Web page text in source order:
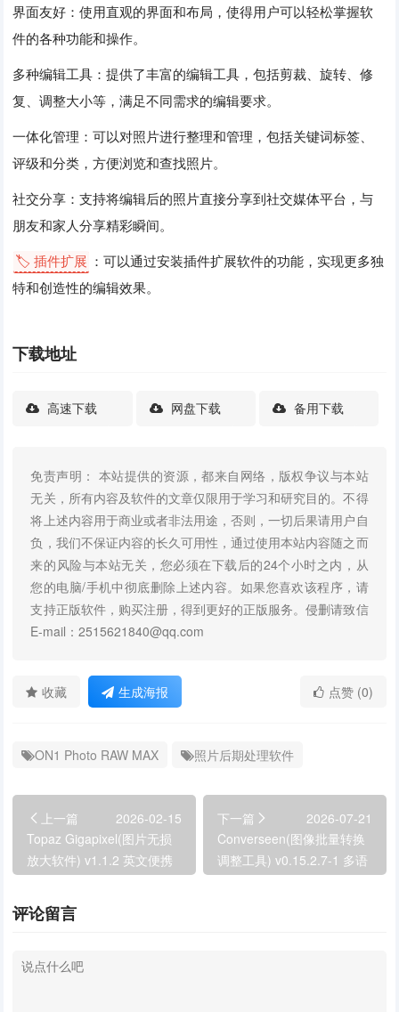
界面友好：使用直观的界面和布局，使得用户可以轻松掌握软
件的各种功能和操作。
多种编辑工具：提供了丰富的编辑工具，包括剪裁、旋转、修
复、调整大小等，满足不同需求的编辑要求。
一体化管理：可以对照片进行整理和管理，包括关键词标签、
评级和分类，方便浏览和查找照片。
社交分享：支持将编辑后的照片直接分享到社交媒体平台，与
朋友和家人分享精彩瞬间。
🏷️ 插件扩展 ：可以通过安装插件扩展软件的功能，实现更多独
特和创造性的编辑效果。
下载地址
高速下载 网盘下载 备用下载
免责声明： 本站提供的资源，都来自网络，版权争议与本站
无关，所有内容及软件的文章仅限用于学习和研究目的。不得
将上述内容用于商业或者非法用途，否则，一切后果请用户自
负，我们不保证内容的长久可用性，通过使用本站内容随之而
来的风险与本站无关，您必须在下载后的24个小时之内，从
您的电脑/手机中彻底删除上述内容。如果您喜欢该程序，请
支持正版软件，购买注册，得到更好的正版服务。侵删请致信
E-mail：2515621840@qq.com
收藏 生成海报 点赞 (0)
ON1 Photo RAW MAX 照片后期处理软件
上一篇
2026-02-15
Topaz Gigapixel(图片无损
放大软件) v1.1.2 英文便携
下一篇
2026-07-21
Converseen(图像批量转换
调整工具) v0.15.2.7-1 多语
评论留言